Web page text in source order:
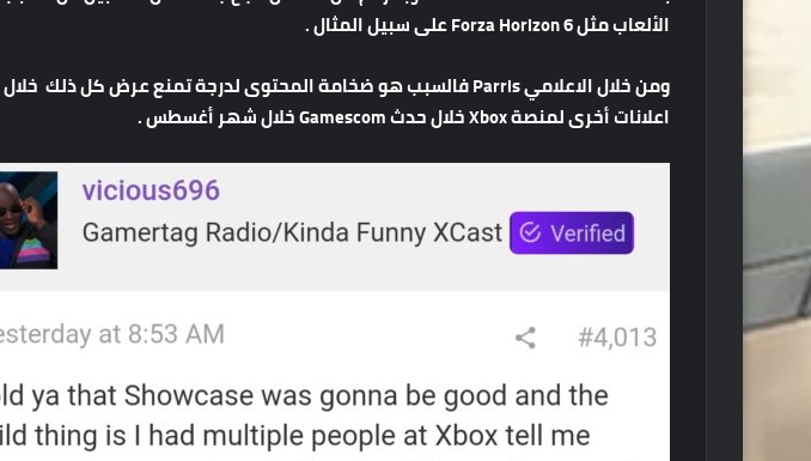
الألعابمثلForza Horizon 6علىسبيلالمثال.
ومنخلالالاعلامي فالسببهوضخامةالمحتوىلدرجةتمنععرض كل ذلك خلال
اعلاناتأخرىلمنصة خلالحدث خلالشهرأغسطس.